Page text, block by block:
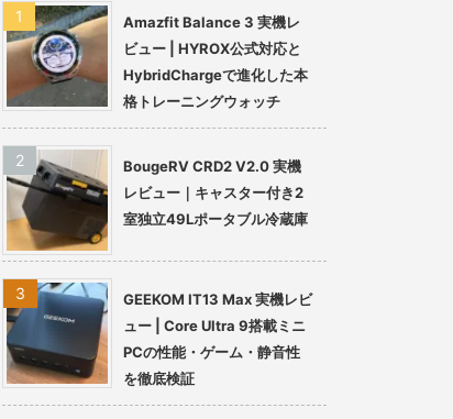
Amazfit Balance 3 実機レ
ビュー | HYROX公式対応と
HybridChargeで進化した本
格トレーニングウォッチ
BougeRV CRD2 V2.0 実機
レビュー｜キャスター付き2
室独立49Lポータブル冷蔵庫
GEEKOM IT13 Max 実機レビ
ュー | Core Ultra 9搭載ミニ
PCの性能・ゲーム・静音性
を徹底検証